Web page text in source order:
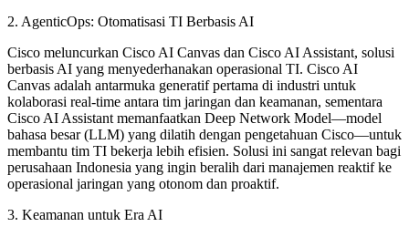
2. AgenticOps: Otomatisasi TI Berbasis AI
Cisco meluncurkan Cisco AI Canvas dan Cisco AI Assistant, solusi
berbasis AI yang menyederhanakan operasional TI. Cisco AI
Canvas adalah antarmuka generatif pertama di industri untuk
kolaborasi real-time antara tim jaringan dan keamanan, sementara
Cisco AI Assistant memanfaatkan Deep Network Model—model
bahasa besar (LLM) yang dilatih dengan pengetahuan Cisco—untuk
membantu tim TI bekerja lebih efisien. Solusi ini sangat relevan bagi
perusahaan Indonesia yang ingin beralih dari manajemen reaktif ke
operasional jaringan yang otonom dan proaktif.
3. Keamanan untuk Era AI